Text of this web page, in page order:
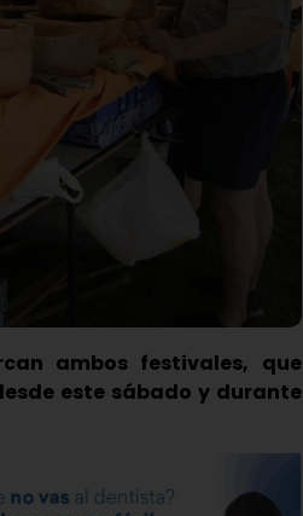
ambos festivales, que
este sábado y durante